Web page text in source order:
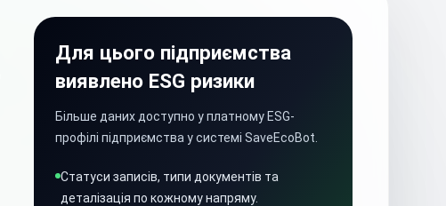
Для цього підприємства
виявлено ESG ризики
Більше даних доступно у платному ESG-
профілі підприємства у системі SaveEcoBot.
Статуси записів, типи документів та
деталізація по кожному напряму.